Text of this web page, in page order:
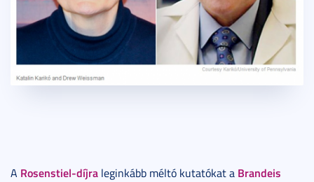
A Rosenstiel-díjra leginkább méltó kutatókat a Brandeis